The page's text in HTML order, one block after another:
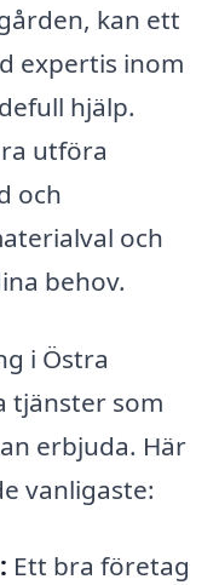
kan ett
expertis inom
hjälp.
utföra
och
och
behov.
i Östra
tjänster som
erbjuda. Här
vanligaste:
Ett bra företag